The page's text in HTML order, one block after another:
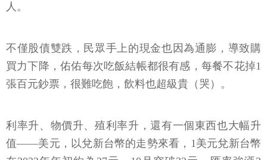
人。
不僅股債雙跌，民眾手上的現金也因為通膨，導致購
買力下降，佑佑每次吃飯結帳都很有感，每餐不花掉1
張百元鈔票，很難吃飽，飲料也超級貴（哭）。
利率升、物價升、殖利率升，還有一個東西也大幅升
值——美元，以兌新台幣的走勢來看，1美元兌新台幣